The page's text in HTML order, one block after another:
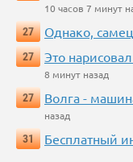
10 часов 7 минут
27
Однако,
27
Это
8 минут назад
27
Волга -
назад
31
Бесплатный